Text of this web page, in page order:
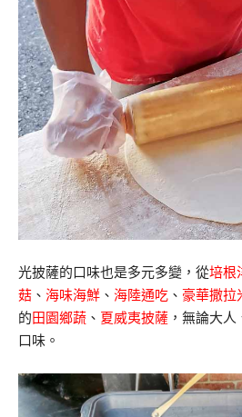
光披薩的口味也是多元多變，從培根
菇 、 海味海鮮 、 海陸通吃 、 豪華撒拉
的田園鄉蔬 、 夏威夷披薩 ，無論大
口味。